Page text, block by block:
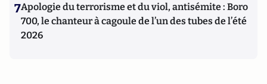
7Apologie du terrorisme et du viol, antisémite : Boro
700, le chanteur à cagoule de l’un des tubes de l’été
2026